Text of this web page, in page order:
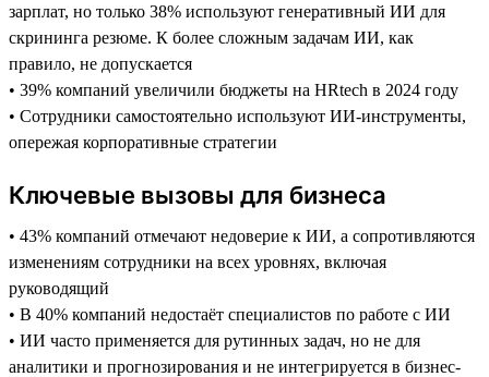
зарплат, но только 38% используют генеративный ИИ для
скрининга резюме. К более сложным задачам ИИ, как
правило, не допускается
• 39% компаний увеличили бюджеты на HRtech в 2024 году
• Сотрудники самостоятельно используют ИИ-инструменты,
опережая корпоративные стратегии
Ключевые вызовы для бизнеса
• 43% компаний отмечают недоверие к ИИ, а сопротивляются
изменениям сотрудники на всех уровнях, включая
руководящий
• В 40% компаний недостаёт специалистов по работе с ИИ
• ИИ часто применяется для рутинных задач, но не для
аналитики и прогнозирования и не интегрируется в бизнес-